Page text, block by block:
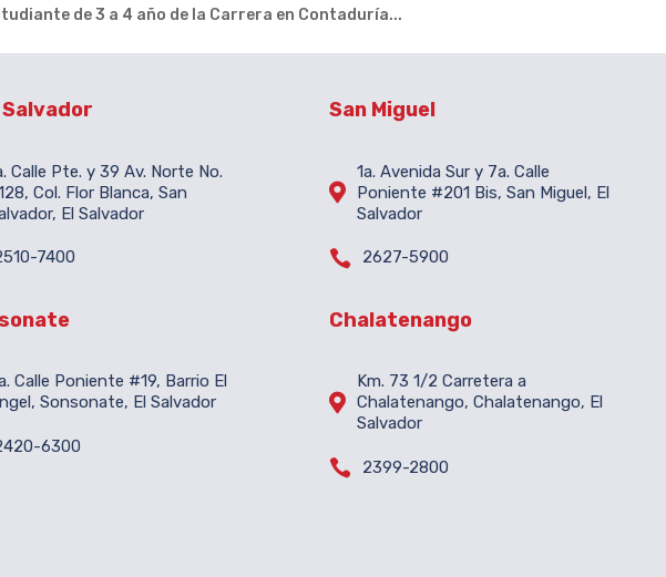
de 3 a 4 año de la Carrera en Contaduría...
Salvador
Calle Pte. y 39 Av. Norte No.
Col. Flor Blanca, San
El Salvador
7400
Calle Poniente #19, Barrio El
Sonsonate, El Salvador
6300
San Miguel

1a. Avenida Sur y 7a. Calle
Poniente #201 Bis, San Miguel, El
Salvador
 2627-5900
Chalatenango

Km. 73 1/2 Carretera a
Chalatenango, Chalatenango, El
Salvador
 2399-2800